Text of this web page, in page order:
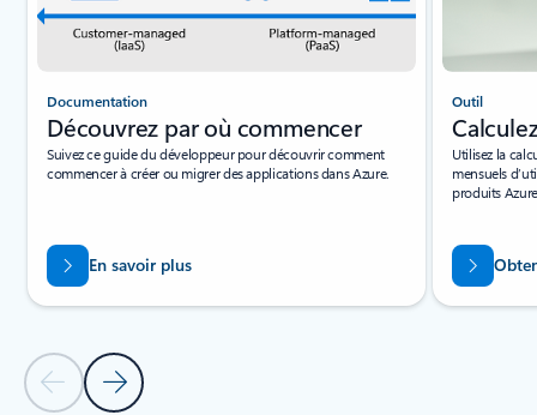
Diapositive précédente
Diapositive suivante
Documentation
Découvrez par où commencer
Suivez ce guide du développeur pour découvrir comment
commencer à créer ou migrer des applications dans Azure.
En savoir plus
Outil
Utilisez la
mensuels
produits